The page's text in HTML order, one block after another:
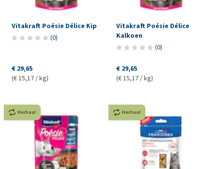
Vitakraft Poésie Délice Kip
(0)
€ 29,65
(€ 15,17 / kg)
Vitakraft Poésie Délice
Kalkoen
(0)
€ 29,65
(€ 15,17 / kg)
Herhaal Herhaal